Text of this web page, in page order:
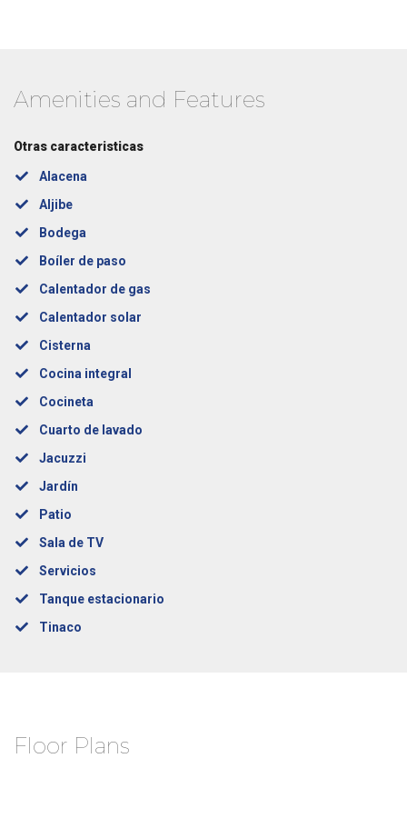
Amenities and Features
Otras caracteristicas
Alacena
Aljibe
Bodega
Boíler de paso
Calentador de gas
Calentador solar
Cisterna
Cocina integral
Cocineta
Cuarto de lavado
Jacuzzi
Jardín
Patio
Sala de TV
Servicios
Tanque estacionario
Tinaco
Floor Plans